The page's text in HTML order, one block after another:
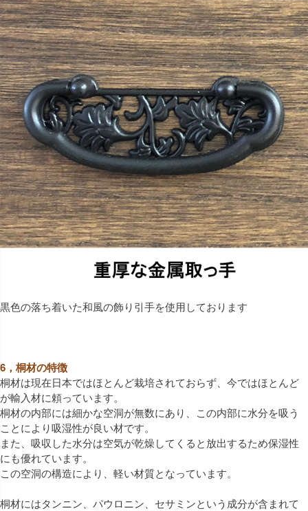
黒色の落ち着いた和風の飾り引手を使用しております
6，桐材の特徴
桐材は現在日本ではほとんど栽培されておらず、今ではほとんど
が輸入材に頼っています。
桐材の内部には細かな空洞が無数にあり、この内部に水分を吸う
ことにより吸湿性が良い材です。
また、吸収した水分は空気が乾燥してくると放出するため保湿性
にも優れています。
この空洞の構造により、軽い材質となっています。
桐材にはタンニン、パウロニン、セサミンという成分が含まれて